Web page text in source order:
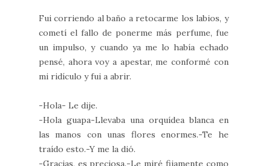
Fui corriendo al baño a retocarme los labios, y
cometí el fallo de ponerme más perfume, fue
un impulso, y cuando ya me lo había echado
pensé, ahora voy a apestar, me conformé con
mi ridículo y fui a abrir.
-Hola- Le dije.
-Hola guapa-Llevaba una orquídea blanca en
las manos con unas flores enormes.-Te he
traído esto.-Y me la dió.
-Gracias, es preciosa.-Le miré fijamente como